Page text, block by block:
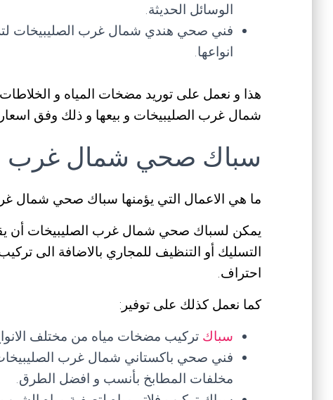
الوسائل الحديثة.
فني صحي هندي شمال غرب الصليبيخات
انواعها.
هذا و نعمل على توريد مضخات المياه و
شمال غرب الصليبيخات و بيعها و ذلك وفق
سباك صحي شمال غرب
ما هي الاعمال التي يؤمنها سباك صحي شمال
يمكن لسباك صحي شمال غرب الصليبيخات أن
التسليك أو التنظيف للمجاري بالاضافة الى
احتراف.
كما نعمل كذلك على توفير:
سباك تركيب مضخات مياه من مختلف
فني صحي باكستاني شمال غرب الصليبيخات
مخلفات المطابخ بأنسب و افضل الطرق.